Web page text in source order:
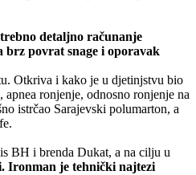
detaljno računanje
brz povrat snage i oporavak
Otkriva i kako je u djetinjstvu bio
ronjenje, odnosno ronjenje na
istrčao Sarajevski polumarton, a
BH i brenda Dukat, a na cilju u
Ironman je tehnički najtezi